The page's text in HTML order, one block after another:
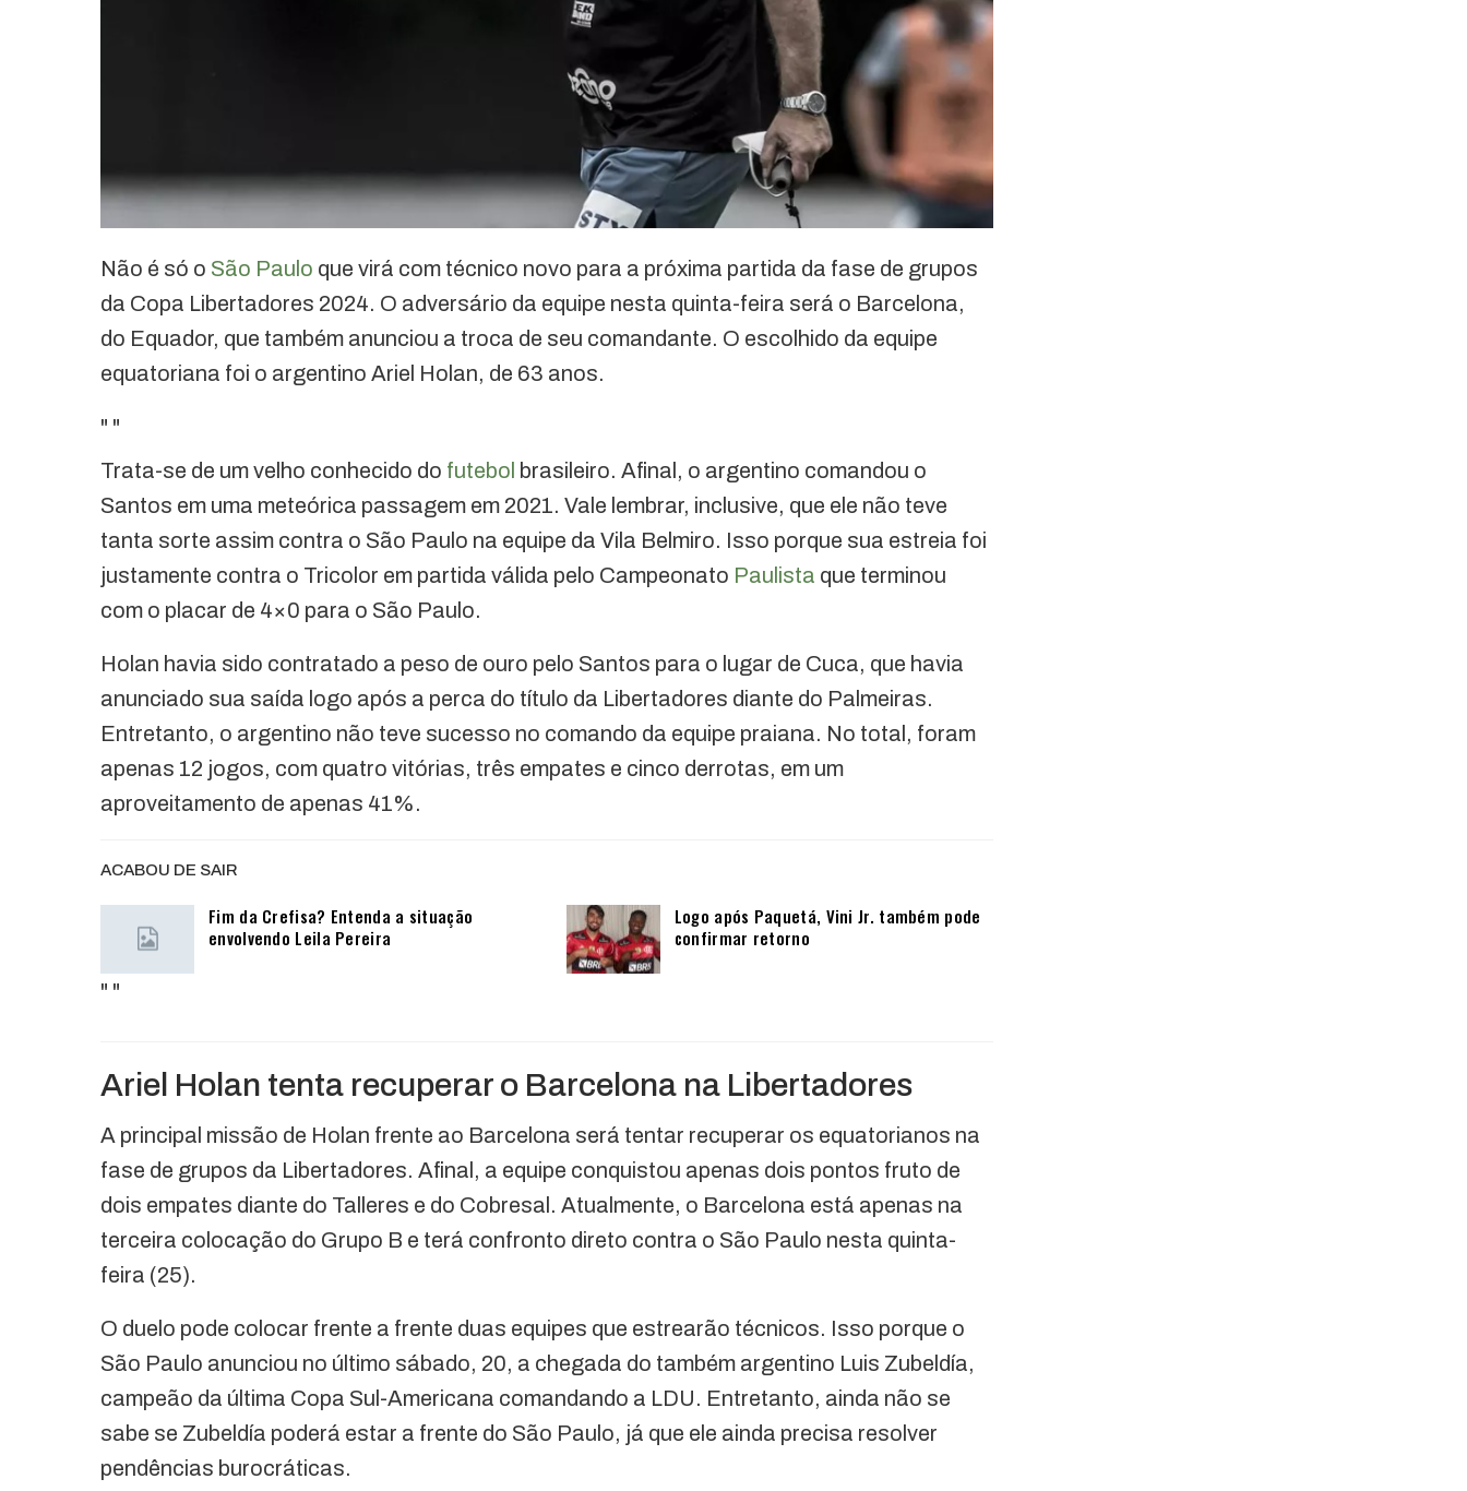
Não é só o São Paulo que virá com técnico novo para a próxima partida da fase de grupos
da Copa Libertadores 2024. O adversário da equipe nesta quinta-feira será o Barcelona,
do Equador, que também anunciou a troca de seu comandante. O escolhido da equipe
equatoriana foi o argentino Ariel Holan, de 63 anos.
" "
Trata-se de um velho conhecido do futebol brasileiro. Afinal, o argentino comandou o
Santos em uma meteórica passagem em 2021. Vale lembrar, inclusive, que ele não teve
tanta sorte assim contra o São Paulo na equipe da Vila Belmiro. Isso porque sua estreia foi
justamente contra o Tricolor em partida válida pelo Campeonato Paulista que terminou
com o placar de 4×0 para o São Paulo.
Holan havia sido contratado a peso de ouro pelo Santos para o lugar de Cuca, que havia
anunciado sua saída logo após a perca do título da Libertadores diante do Palmeiras.
Entretanto, o argentino não teve sucesso no comando da equipe praiana. No total, foram
apenas 12 jogos, com quatro vitórias, três empates e cinco derrotas, em um
aproveitamento de apenas 41%.
ACABOU DE SAIR
Fim da Crefisa? Entenda a situação
envolvendo Leila Pereira
" "
Logo após Paquetá, Vini Jr. também pode
confirmar retorno
Ariel Holan tenta recuperar o Barcelona na Libertadores
A principal missão de Holan frente ao Barcelona será tentar recuperar os equatorianos na
fase de grupos da Libertadores. Afinal, a equipe conquistou apenas dois pontos fruto de
dois empates diante do Talleres e do Cobresal. Atualmente, o Barcelona está apenas na
terceira colocação do Grupo B e terá confronto direto contra o São Paulo nesta quinta-
feira (25).
O duelo pode colocar frente a frente duas equipes que estrearão técnicos. Isso porque o
São Paulo anunciou no último sábado, 20, a chegada do também argentino Luis Zubeldía,
campeão da última Copa Sul-Americana comandando a LDU. Entretanto, ainda não se
sabe se Zubeldía poderá estar a frente do São Paulo, já que ele ainda precisa resolver
pendências burocráticas.